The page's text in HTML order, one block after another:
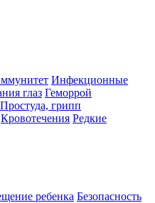
Инфекционные
глаз Геморрой
Простуда, грипп
Кровотечения Редкие
ребенка Безопасность